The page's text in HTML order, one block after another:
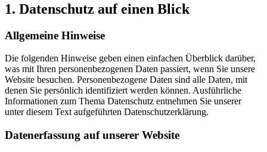
1. Datenschutz auf einen Blick
Allgemeine Hinweise
Die folgenden Hinweise geben einen einfachen Überblick darüber,
was mit Ihren personenbezogenen Daten passiert, wenn Sie unsere
Website besuchen. Personenbezogene Daten sind alle Daten, mit
denen Sie persönlich identifiziert werden können. Ausführliche
Informationen zum Thema Datenschutz entnehmen Sie unserer
unter diesem Text aufgeführten Datenschutzerklärung.
Datenerfassung auf unserer Website